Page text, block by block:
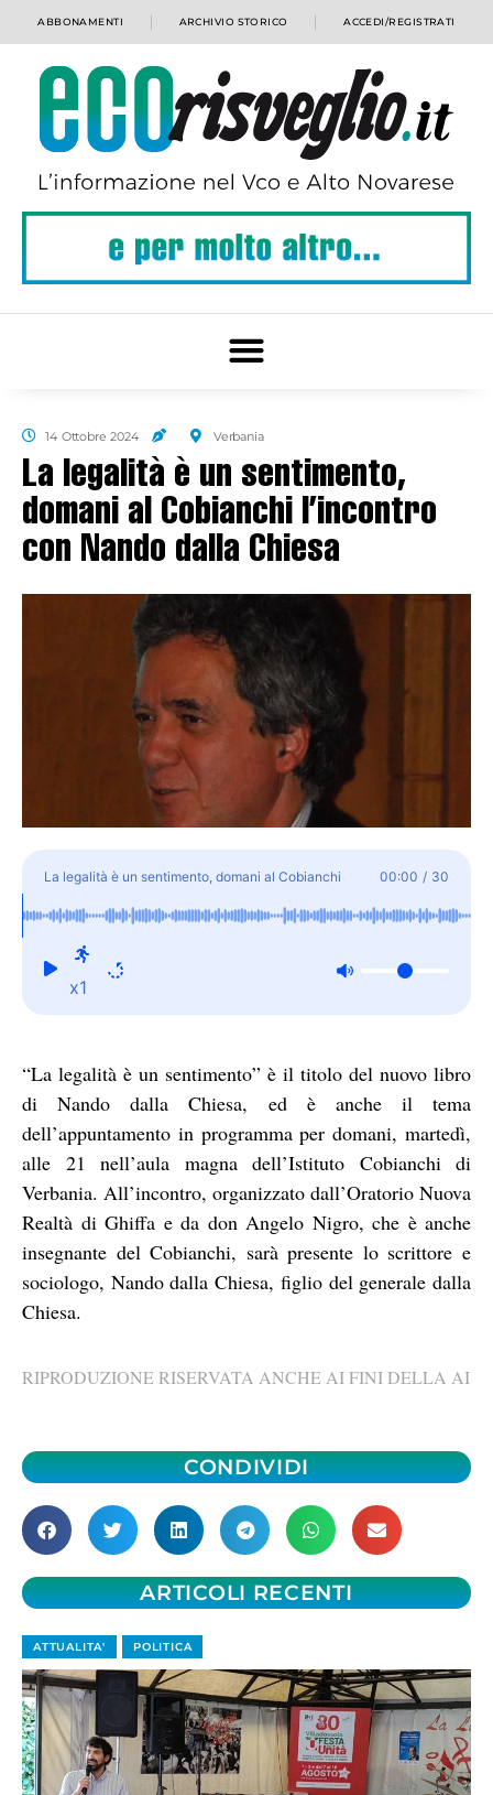
ABBONAMENTI ARCHIVIO STORICO ACCEDI/REGISTRATI
14 Ottobre 2024 Verbania
La legalità è un sentimento,
domani al Cobianchi l’incontro
con Nando dalla Chiesa
La legalità è un sentimento, domani al Cobianchi
l'incontro con Nando dalla Chiesa
00:00 / 30
x1
“La legalità è un sentimento” è il titolo del nuovo libro
di Nando dalla Chiesa, ed è anche il tema
dell’appuntamento in programma per domani, martedì,
alle 21 nell’aula magna dell’Istituto Cobianchi di
Verbania. All’incontro, organizzato dall’Oratorio Nuova
Realtà di Ghiffa e da don Angelo Nigro, che è anche
insegnante del Cobianchi, sarà presente lo scrittore e
sociologo, Nando dalla Chiesa, figlio del generale dalla
Chiesa.
RIPRODUZIONE RISERVATA ANCHE AI FINI DELLA AI
CONDIVIDI
ARTICOLI RECENTI
ATTUALITA' POLITICA